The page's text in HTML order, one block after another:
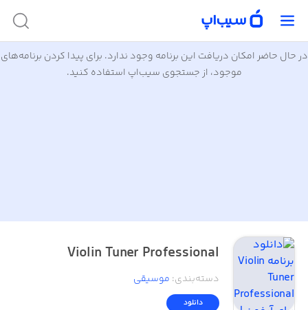
در حال حاضر امکان دریافت این برنامه وجود ندارد. برای پیدا کردن برنامه‌های
موجود، از جستجوی سیب‌اپ استفاده کنید.
Violin Tuner Professional
دسته‌بندی: موسیقی
دانلود